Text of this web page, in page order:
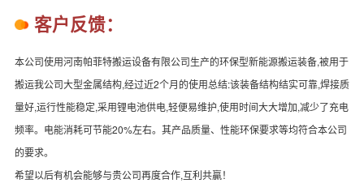
客户反馈：
本公司使用河南帕菲特搬运设备有限公司生产的环保型新能源搬运装备,被用于
搬运我公司大型金属结构,经过近2个月的使用总结:该装备结构结实可靠,焊接质
量好,运行性能稳定,采用锂电池供电,轻便易维护,使用时间大大增加,减少了充电
频率。电能消耗可节能20%左右。其产品质量、性能环保要求等均符合本公司
的要求。
希望以后有机会能够与贵公司再度合作,互利共贏！